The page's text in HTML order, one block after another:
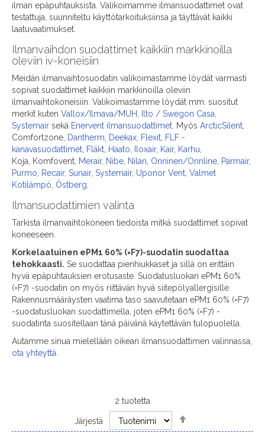
ilman epäpuhtauksista. Valikoimamme ilmansuodattimet ovat
testattuja, suunniteltu käyttötarkoituksiinsa ja täyttävät kaikki
laatuvaatimukset.
Ilmanvaihdon suodattimet kaikkiin markkinoilla
oleviin iv-koneisiin
Meidän ilmanvaihtosuodatin valikoimastamme löydät varmasti
sopivat suodattimet kaikkiin markkinoilla oleviin
ilmanvaihtokoneisiin. Valikoimastamme löydät mm. suositut
merkit kuten Vallox/Ilmava/MUH, Ilto / Swegon Casa,
Systemair sekä Enervent ilmansuodattimet. Myös ArcticSilent,
Comfortzone, Dantherm, Deekax, Flexit, FLF -
kanavasuodattimet, Fläkt, Haato, Iloxair, Kair, Karhu,
Koja, Komfovent, Merair, Nibe, Nilan, Onninen/Onnline, Parmair,
Purmo, Recair, Sunair, Systemair, Uponor Vent, Valmet
Kotilämpö, Östberg.
Ilmansuodattimien valinta
Tarkista ilmanvaihtokoneen tiedoista mitkä suodattimet sopivat
koneeseen.
Korkelaatuinen ePM1 60% (=F7)-suodatin suodattaa
tehokkaasti. Se suodattaa pienhiukkaset ja sillä on erittäin
hyvä epäpuhtauksien erotusaste. Suodatusluokan ePM1 60%
(=F7) -suodatin on myös riittävän hyvä siitepölyallergisille.
Rakennusmääräysten vaatima taso saavutetaan ePM1 60% (=F7)
-suodatusluokan suodattimella, joten ePM1 60% (=F7) -
suodatinta suositellaan tänä päivänä käytettävän tulopuolella.
Autamme sinua mielellään oikean ilmansuodattimen valinnassa,
ota yhteyttä.
2 tuotetta
Järjestä